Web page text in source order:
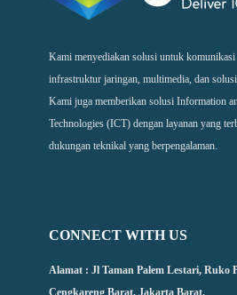
Kami menyediakan solusi untuk komunikasi
infrastruktur jaringan, multimedia, dan
Kami juga memberikan solusi Information
Technologies (ICT) dengan layanan yang
dukungan teknikal yang berpengalaman.
CONNECT WITH US
Alamat : Jl Taman Palem Lestari, Ruko
Cengkareng Barat, Jakarta Barat.